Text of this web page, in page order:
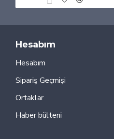
Hesabım
Hesabım
Sipariş Geçmişi
Ortaklar
Haber bülteni